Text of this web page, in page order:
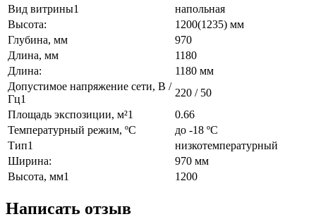
Вид витрины1
напольная
Высота:
1200(1235) мм
Глубина, мм
970
Длина, мм
1180
Длина:
1180 мм
Допустимое напряжение сети, В /
Гц1
220 / 50
Площадь экспозиции, м²1
0.66
Температурный режим, ºC
до -18 ºC
Тип1
низкотемпературный
Ширина:
970 мм
Высота, мм1
1200
Написать отзыв